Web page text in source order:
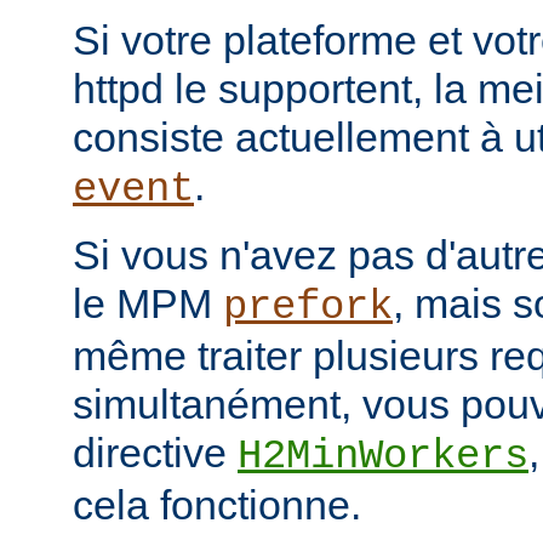
Si votre plateforme et
httpd le supportent, la
consiste actuellement à
event.
Si vous n'avez pas
le MPM prefork, mais
même traiter plusieurs
simultanément, vous
directive H2MinWorkers
cela fonctionne.